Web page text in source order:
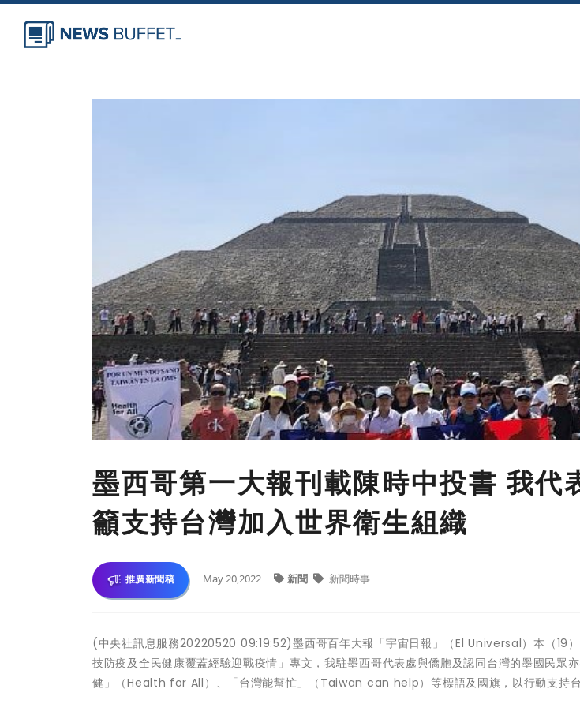
墨西哥第一大報刊載陳時中投書 我代
籲支持台灣加入世界衛生組織
推廣新聞稿 May 20,2022 新聞 新聞時事
(中央社訊息服務20220520 09:19:52)墨西哥百年大報「宇宙日報」（El Universal）本（19
技防疫及全民健康覆蓋經驗迎戰疫情」專文，我駐墨西哥代表處與僑胞及認同台灣的墨國民眾
健」（Health for All）、「台灣能幫忙」（Taiwan can help）等標語及國旗，以行動支持台